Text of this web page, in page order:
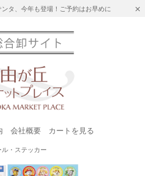
タ、今年も登場！ご予約はお早めに
会社概要 カートを見る
ル・ステッカー